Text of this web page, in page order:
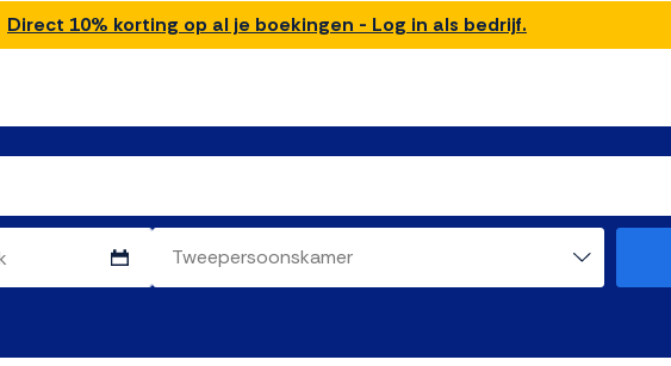
Direct 10% korting op al je boekingen - Log in als bedrijf.